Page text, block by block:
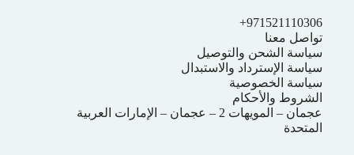
971521110306+
تواصل معنا
سياسة الشحن والتوصيل
سياسة الإسترداد والاستبدال
سياسة الخصوصية
الشروط والأحكام
عجمان – المويهات 2 – عجمان – الإمارات العربية
المتحدة